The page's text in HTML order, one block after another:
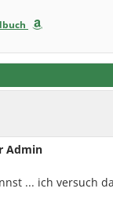
Admin
... ich versuch